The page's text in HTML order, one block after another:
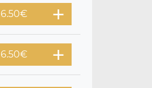
6.50€
6.50€